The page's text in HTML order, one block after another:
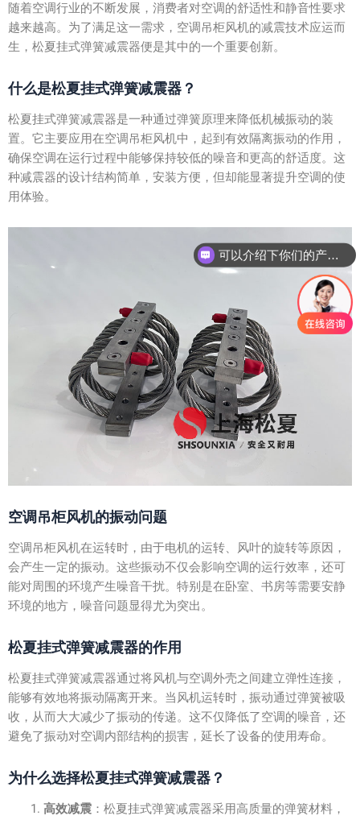
随着空调行业的不断发展，消费者对空调的舒适性和静音性要求
越来越高。为了满足这一需求，空调吊柜风机的减震技术应运而
生，松夏挂式弹簧减震器便是其中的一个重要创新。
什么是松夏挂式弹簧减震器？
松夏挂式弹簧减震器是一种通过弹簧原理来降低机械振动的装
置。它主要应用在空调吊柜风机中，起到有效隔离振动的作用，
确保空调在运行过程中能够保持较低的噪音和更高的舒适度。这
种减震器的设计结构简单，安装方便，但却能显著提升空调的使
用体验。
空调吊柜风机的振动问题
空调吊柜风机在运转时，由于电机的运转、风叶的旋转等原因，
会产生一定的振动。这些振动不仅会影响空调的运行效率，还可
能对周围的环境产生噪音干扰。特别是在卧室、书房等需要安静
环境的地方，噪音问题显得尤为突出。
松夏挂式弹簧减震器的作用
松夏挂式弹簧减震器通过将风机与空调外壳之间建立弹性连接，
能够有效地将振动隔离开来。当风机运转时，振动通过弹簧被吸
收，从而大大减少了振动的传递。这不仅降低了空调的噪音，还
避免了振动对空调内部结构的损害，延长了设备的使用寿命。
为什么选择松夏挂式弹簧减震器？
高效减震：松夏挂式弹簧减震器采用高质量的弹簧材料，
可以介绍下你们的产品么？